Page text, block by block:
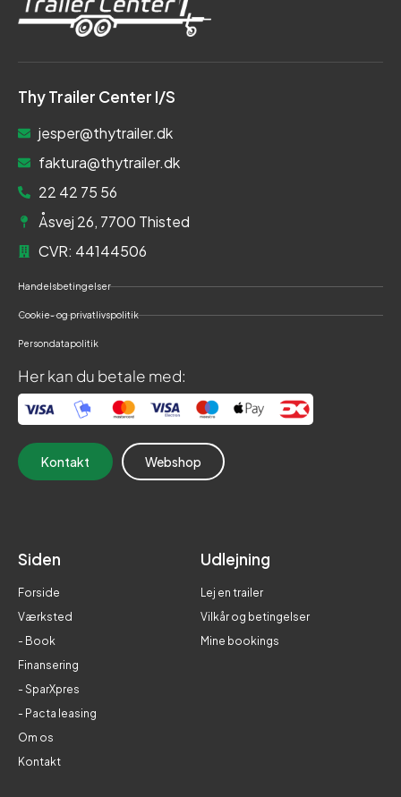
Thy Trailer Center I/S
jesper@thytrailer.dk
faktura@thytrailer.dk
22 42 75 56
Åsvej 26, 7700 Thisted
CVR: 44144506
Handelsbetingelser
Cookie- og privatlivspolitik
Persondatapolitik
Her kan du betale med:
Kontakt Webshop
Siden
Forside
Værksted
- Book
Finansering
- SparXpres
- Pacta leasing
Om os
Kontakt
Udlejning
Lej en trailer
Vilkår og betingelser
Mine bookings